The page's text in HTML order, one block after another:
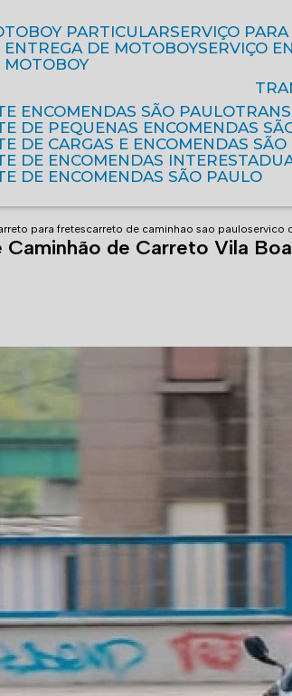
PARTICULAR
SERVIÇO
ENTREGA DE MOTOBOY
SERVIÇO
MOTOBOY
ENCOMENDAS SÃO PAULO
DE PEQUENAS ENCOMENDAS
DE CARGAS E ENCOMENDAS
DE ENCOMENDAS
DE ENCOMENDAS SÃO PAULO
para fretescarreto de caminhao sao pauloservico
Caminhão de Carreto Vila